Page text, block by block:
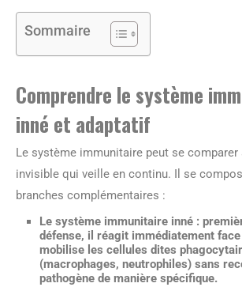
Sommaire
Comprendre le système
inné et adaptatif
Le système immunitaire peut se comparer
invisible qui veille en continu. Il se
branches complémentaires :
Le système immunitaire inné :
défense, il réagit immédiatement face
mobilise les cellules dites
(macrophages, neutrophiles) sans
pathogène de manière spécifique.